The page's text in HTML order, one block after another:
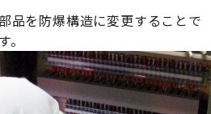
品を防爆構造に変更することで